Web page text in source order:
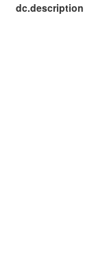
dc.description